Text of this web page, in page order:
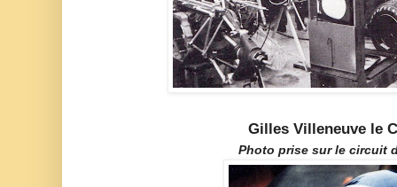
Gilles Villeneuve le
Photo prise sur le circuit